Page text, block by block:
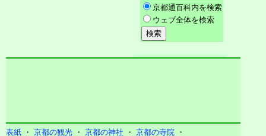
表紙 ・ 京都の観光 ・ 京都の神社 ・ 京都の寺院 ・